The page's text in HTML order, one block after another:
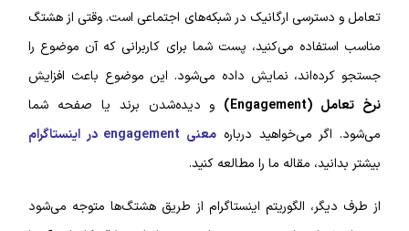
تعامل و دسترسی ارگانیک در شبکه‌های اجتماعی است. وقتی از هشتگ
مناسب استفاده می‌کنید، پست شما برای کاربرانی که آن موضوع را
جستجو کرده‌اند، نمایش داده می‌شود. این موضوع باعث افزایش
نرخ تعامل (Engagement)
و دیده‌شدن برند یا صفحه شما
می‌شود. اگر می‌خواهید درباره معنی engagement در اینستاگرام
بیشتر بدانید، مقاله ما را مطالعه کنید.
از طرف دیگر، الگوریتم اینستاگرام از طریق هشتگ‌ها متوجه می‌شود